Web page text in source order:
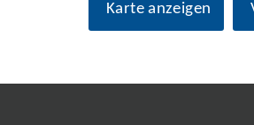
Karte anzeigen